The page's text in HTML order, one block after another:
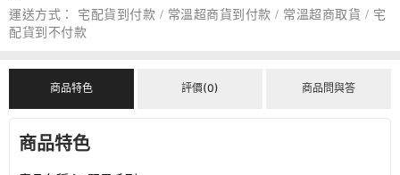
運送方式：
宅配貨到付款 / 常溫超商貨到付款 / 常溫超商取貨 / 宅
配貨到不付款
商品特色 評價(0) 商品問與答
商品特色